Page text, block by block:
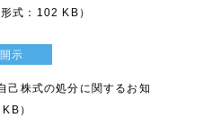
形式：102 KB）
示
己株式の処分に関するお知
）